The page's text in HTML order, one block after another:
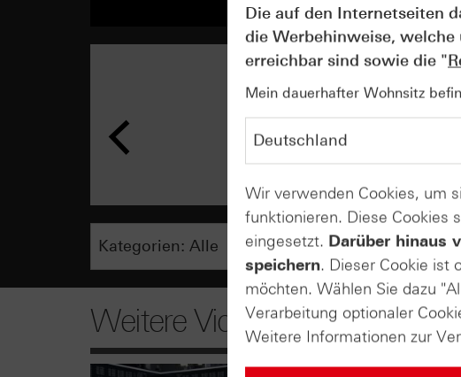
Weitere Videos
Die auf den Internetseiten
die Werbehinweise, welche
erreichbar sind sowie die "
Mein dauerhafter Wohnsitz
Wir verwenden Cookies, um
funktionieren. Diese Cookies
eingesetzt. Darüber hinaus
speichern. Dieser Cookie ist
möchten. Wählen Sie dazu
Verarbeitung optionaler
Weitere Informationen zur